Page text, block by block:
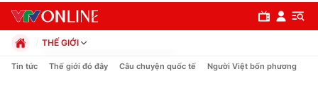
THẾ GIỚI
Chính trị
Tin tức Thế giới đó đây Câu chuyện quốc tế Người Việt bốn phương